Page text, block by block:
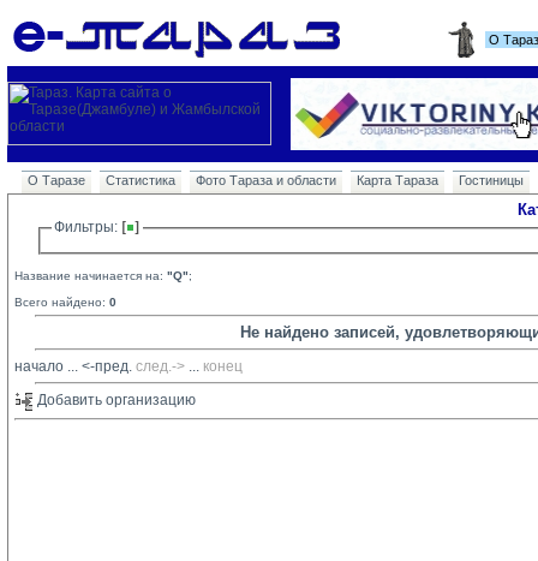
О
О Таразе Статистика Фото Тараза и области Карта Тараза Гостиницы
Фильтры:
Название начинается на: "Q";
Всего найдено: 0
Не найдено записей,
начало ... <-пред. след.-> ... конец
Добавить организацию